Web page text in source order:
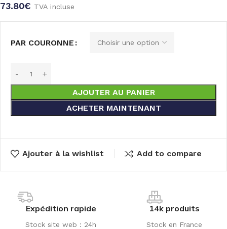
73.80€ TVA incluse
PAR COURONNE
AJOUTER AU PANIER
ACHETER MAINTENANT
Ajouter à la wishlist Add to compare
Expédition rapide
Stock site web : 24h
14k produits
Stock en France